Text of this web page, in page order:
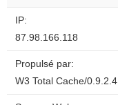
IP:
87.98.166.118
Propulsé par:
W3 Total Cache/0.9.2.4